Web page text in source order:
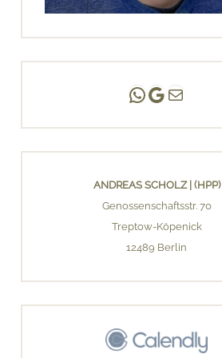
Andreas Scholz | (HPP)
Praxis Adlershof
E-Mail an mich ...
ANDREAS SCHOLZ | (HPP)
Genossenschaftsstr. 70
Treptow-Köpenick
12489 Berlin